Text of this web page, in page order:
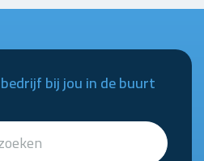
bij jou in de buurt